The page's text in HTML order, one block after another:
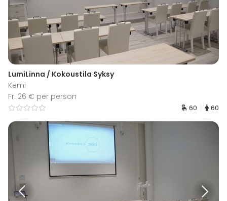
LumiLinna / Kokoustila Syksy
Kemi
Fr. 26 € per person
60 60